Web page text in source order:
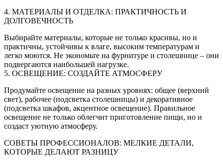
4. МАТЕРИАЛЫ И ОТДЕЛКА: ПРАКТИЧНОСТЬ И
ДОЛГОВЕЧНОСТЬ
Выбирайте материалы, которые не только красивы, но и
практичны, устойчивы к влаге, высоким температурам и
легко моются. Не экономьте на фурнитуре и столешнице – они
подвергаются наибольшей нагрузке.
5. ОСВЕЩЕНИЕ: СОЗДАЙТЕ АТМОСФЕРУ
Продумайте освещение на разных уровнях: общее (верхний
свет), рабочее (подсветка столешницы) и декоративное
(подсветка шкафов, акцентное освещение). Правильное
освещение не только облегчит приготовление пищи, но и
создаст уютную атмосферу.
СОВЕТЫ ПРОФЕССИОНАЛОВ: МЕЛКИЕ ДЕТАЛИ,
КОТОРЫЕ ДЕЛАЮТ РАЗНИЦУ